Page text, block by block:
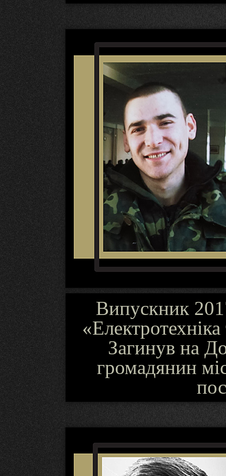
Випускник
«Електротехніка
Загинув на
громадянин